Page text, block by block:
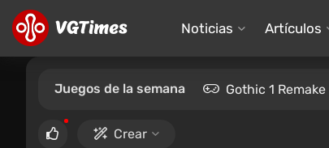
Noticias Artículos
Juegos de la semana Gothic 1 Remake
Crear